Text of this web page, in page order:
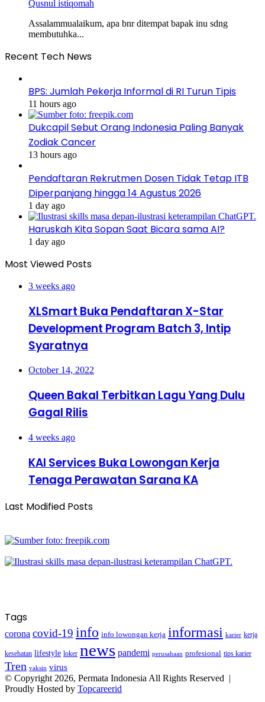
Qusnul istiqomah
Assalammualaikum, apa bnr ditempat bapak inu sdng
membutuhka...
Recent Tech News
BPS: Jumlah Pekerja Informal di RI Turun Tipis
11 hours ago
Dukcapil Sebut Orang Indonesia Paling Banyak
Zodiak Cancer
13 hours ago
Pendaftaran Rekrutmen Dosen Tidak Tetap ITB
Diperpanjang hingga 14 Agustus 2026
1 day ago
Haruskah Kita Sopan Saat Bicara sama AI?
1 day ago
Most Viewed Posts
3 weeks ago
XLSmart Buka Pendaftaran X-Star
Development Program Batch 3, Intip
Syaratnya
October 14, 2022
Queen Bakal Terbitkan Lagu Yang Dulu
Gagal Rilis
4 weeks ago
KAI Services Buka Lowongan Kerja
Tenaga Perawatan Sarana KA
Last Modified Posts
Tags
corona covid-19 info info lowongan kerja informasi karier kerja
kesehatan lifestyle loker news pandemi perusahaan profesional tips karier
Tren vaksin virus
© Copyright 2026, Permata Indonesia All Rights Reserved |
Proudly Hosted by Topcareerid